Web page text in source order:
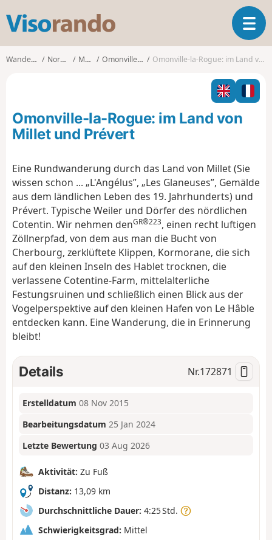
s
o
o
T
o
g
l
n
a
t
i
n
Wanderungen Normandie Manche Omonville-la-Rogue Omonville-la-Rogue: im Land von Millet und Prévert
Omonville-la-Rogue: im Land von
Millet und Prévert
Eine Rundwanderung durch das Land von Millet (Sie
wissen schon ... „L'Angélus”, „Les Glaneuses”, Gemälde
aus dem ländlichen Leben des 19. Jahrhunderts) und
Prévert. Typische Weiler und Dörfer des nördlichen
Cotentin. Wir nehmen denGR®223, einen recht luftigen
Zöllnerpfad, von dem aus man die Bucht von
Cherbourg, zerklüftete Klippen, Kormorane, die sich
auf den kleinen Inseln des Hablet trocknen, die
verlassene Cotentine-Farm, mittelalterliche
Festungsruinen und schließlich einen Blick aus der
Vogelperspektive auf den kleinen Hafen von Le Hâble
entdecken kann. Eine Wanderung, die in Erinnerung
bleibt!
Details Nr.172871
Erstelldatum 08 Nov 2015
Bearbeitungsdatum 25 Jan 2024
Letzte Bewertung 03 Aug 2026
Aktivität: Zu Fuß
Distanz: 13,09 km
Durchschnittliche Dauer: 4:25 Std.
Schwierigkeitsgrad: Mittel